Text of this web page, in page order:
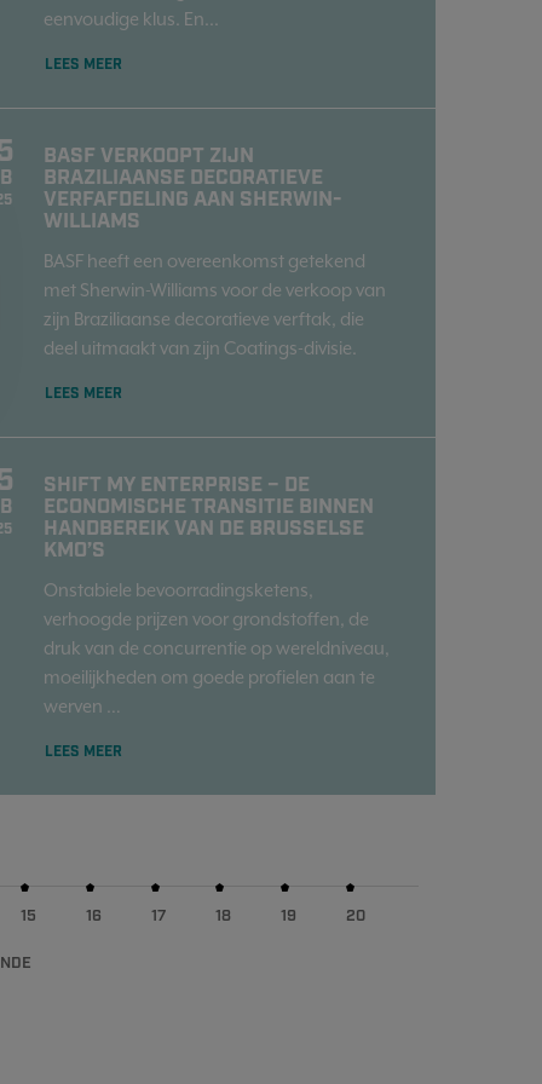
eenvoudige klus. En...
LEES MEER
BASF VERKOOPT ZIJN
BRAZILIAANSE DECORATIEVE
VERFAFDELING AAN SHERWIN-
WILLIAMS
BASF heeft een overeenkomst getekend
met Sherwin-Williams voor de verkoop van
zijn Braziliaanse decoratieve verftak, die
deel uitmaakt van zijn Coatings-divisie.
LEES MEER
SHIFT MY ENTERPRISE – DE
ECONOMISCHE TRANSITIE BINNEN
HANDBEREIK VAN DE BRUSSELSE
KMO’S
Onstabiele bevoorradingsketens,
verhoogde prijzen voor grondstoffen, de
druk van de concurrentie op wereldniveau,
moeilijkheden om goede profielen aan te
werven …
LEES MEER
15 16 17 18 19 20